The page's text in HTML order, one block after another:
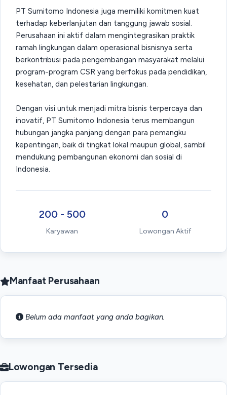
PT Sumitomo Indonesia juga memiliki komitmen kuat
terhadap keberlanjutan dan tanggung jawab sosial.
Perusahaan ini aktif dalam mengintegrasikan praktik
ramah lingkungan dalam operasional bisnisnya serta
berkontribusi pada pengembangan masyarakat melalui
program-program CSR yang berfokus pada pendidikan,
kesehatan, dan pelestarian lingkungan.
Dengan visi untuk menjadi mitra bisnis terpercaya dan
inovatif, PT Sumitomo Indonesia terus membangun
hubungan jangka panjang dengan para pemangku
kepentingan, baik di tingkat lokal maupun global, sambil
mendukung pembangunan ekonomi dan sosial di
Indonesia.
200 - 500
Karyawan
0
Lowongan Aktif
Manfaat Perusahaan
Belum ada manfaat yang anda bagikan.
Lowongan Tersedia